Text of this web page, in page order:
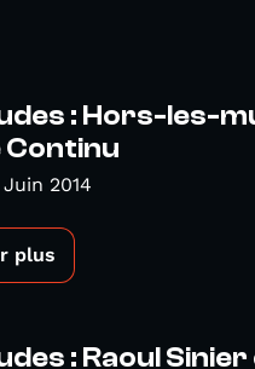
: Hors-les-
Continu
2014
plus
: Raoul